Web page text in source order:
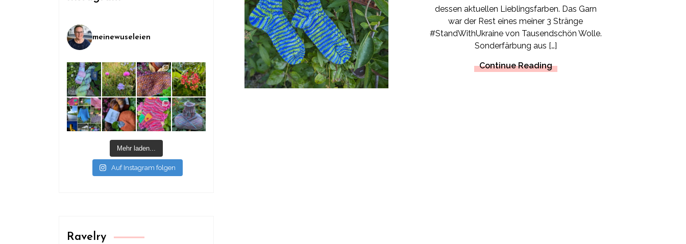
dessen aktuellen Lieblingsfarben. Das Garn
war der Rest eines meiner 3 Stränge
#StandWithUkraine von Tausendschön Wolle.
Sonderfärbung aus […]
Continue Reading
meinewuseleien
Mehr laden...
Auf Instagram folgen
Ravelry